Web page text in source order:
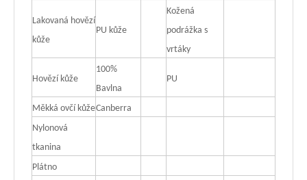
Lakovaná hovězí
kůže
PU kůže
Kožená
podrážka s
vrtáky
Hovězí kůže
100%
Bavlna
PU
Měkká ovčí kůžeCanberra
Nylonová
tkanina
Plátno